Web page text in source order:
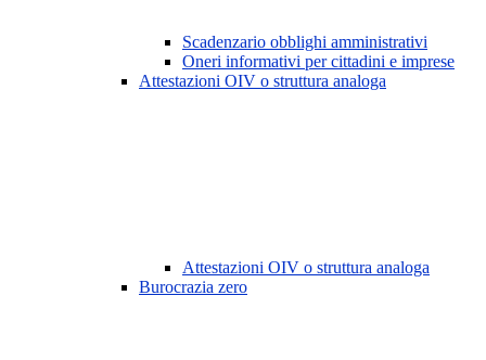
Scadenzario obblighi amministrativi
Oneri informativi per cittadini e imprese
Attestazioni OIV o struttura analoga
Attestazioni OIV o struttura analoga
Burocrazia zero